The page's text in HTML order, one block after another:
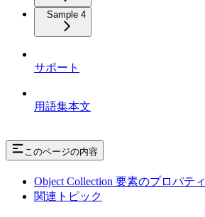
Sample 4
サポート
用語集本文
このページの内容
Object Collection 要素のプロパティ
関連トピック